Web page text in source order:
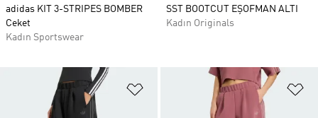
adidas KIT 3-STRIPES BOMBER
Ceket
Kadın Sportswear
SST BOOTCUT EŞOFMAN ALTI
Kadın Originals
Favori Listesine Ekle